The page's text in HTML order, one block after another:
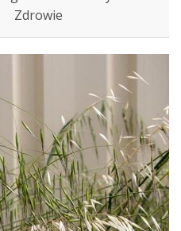
Zdrowie